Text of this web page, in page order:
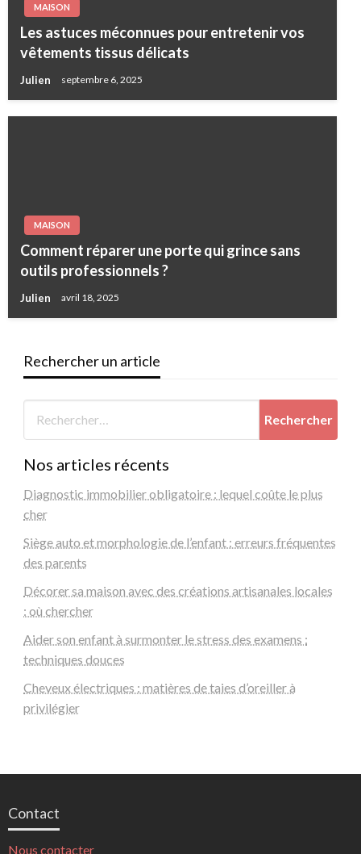
MAISON
Les astuces méconnues pour entretenir vos
vêtements tissus délicats
Julien septembre 6, 2025
MAISON
Comment réparer une porte qui grince sans
outils professionnels ?
Julien avril 18, 2025
Rechercher un article
Nos articles récents
Diagnostic immobilier obligatoire : lequel coûte le plus
cher
Siège auto et morphologie de l’enfant : erreurs fréquentes
des parents
Décorer sa maison avec des créations artisanales locales
: où chercher
Aider son enfant à surmonter le stress des examens :
techniques douces
Cheveux électriques : matières de taies d’oreiller à
privilégier
Contact
Nous contacter